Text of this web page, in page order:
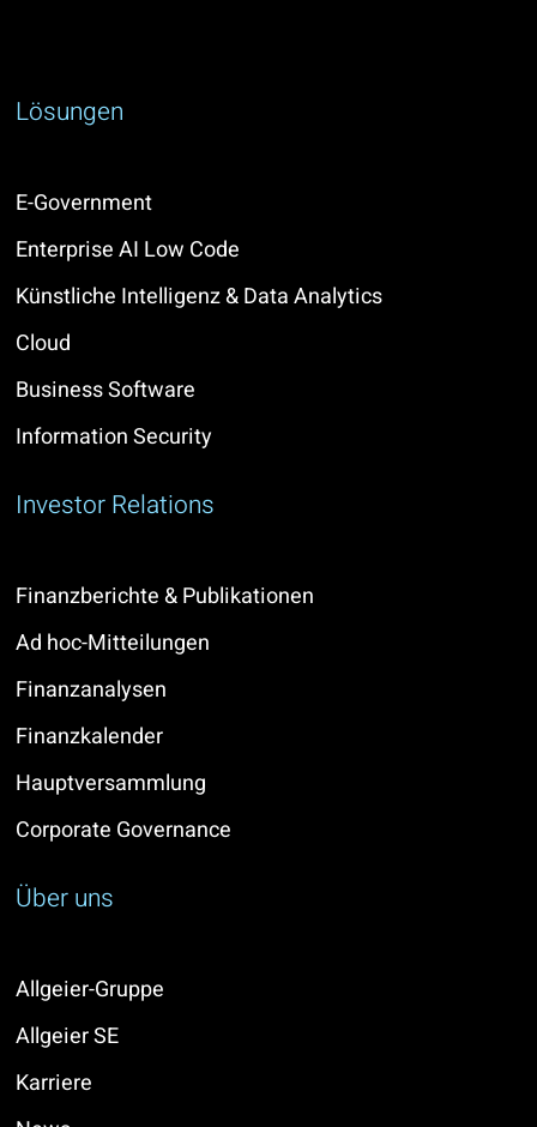
Lösungen
E-Government
Enterprise AI Low Code
Künstliche Intelligenz & Data Analytics
Cloud
Business Software
Information Security
Investor Relations
Finanzberichte & Publikationen
Ad hoc-Mitteilungen
Finanzanalysen
Finanzkalender
Hauptversammlung
Corporate Governance
Über uns
Allgeier-Gruppe
Allgeier SE
Karriere